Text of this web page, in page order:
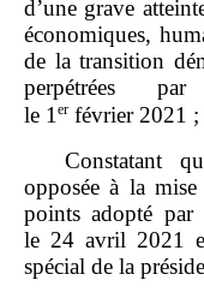
d’une grave
économiques,
de la transition
perpétrées
le 1er février 2021 ;
Constatant
opposée à la
points adopté par
le 24 avril 2021
spécial de la